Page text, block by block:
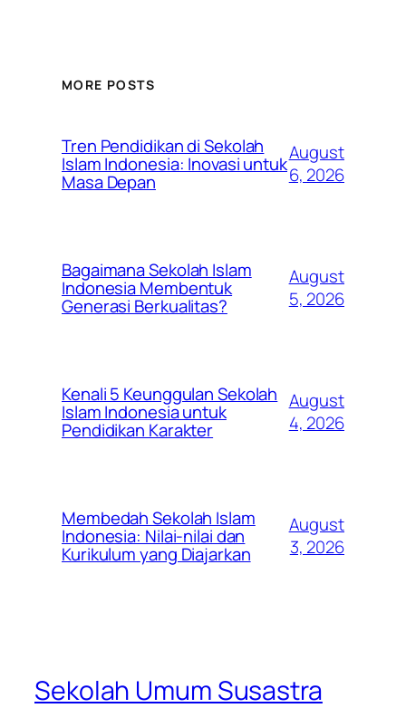
MORE POSTS
Tren Pendidikan di Sekolah
Islam Indonesia: Inovasi untuk
Masa Depan
August
6, 2026
Bagaimana Sekolah Islam
Indonesia Membentuk
Generasi Berkualitas?
August
5, 2026
Kenali 5 Keunggulan Sekolah
Islam Indonesia untuk
Pendidikan Karakter
August
4, 2026
Membedah Sekolah Islam
Indonesia: Nilai-nilai dan
Kurikulum yang Diajarkan
August
3, 2026
Sekolah Umum Susastra